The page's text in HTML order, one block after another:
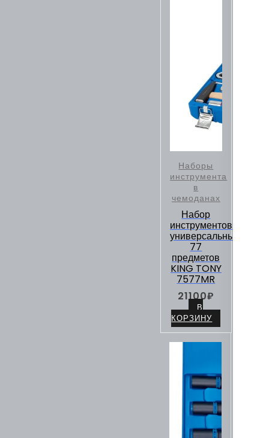
Наборы
инструмента
в
чемоданах
Набор
инструментов
универсальный,
77
предметов
KING TONY
7577MR
21100₽
В
КОРЗИНУ